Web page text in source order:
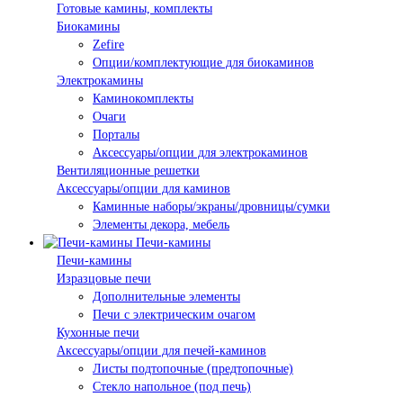
Готовые камины, комплекты
Биокамины
Zefire
Опции/комплектующие для биокаминов
Электрокамины
Каминокомплекты
Очаги
Порталы
Аксессуары/опции для электрокаминов
Вентиляционные решетки
Аксессуары/опции для каминов
Каминные наборы/экраны/дровницы/сумки
Элементы декора, мебель
Печи-камины
Печи-камины
Изразцовые печи
Дополнительные элементы
Печи с электрическим очагом
Кухонные печи
Аксессуары/опции для печей-каминов
Листы подтопочные (предтопочные)
Стекло напольное (под печь)